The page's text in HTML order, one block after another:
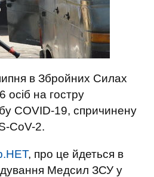
в Збройних Силах
осіб на гостру
COVID-19, спричинену
CoV-2.
, про це йдеться в
Медсил ЗСУ у